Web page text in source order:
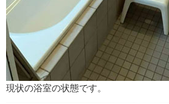
現状の浴室の状態です。